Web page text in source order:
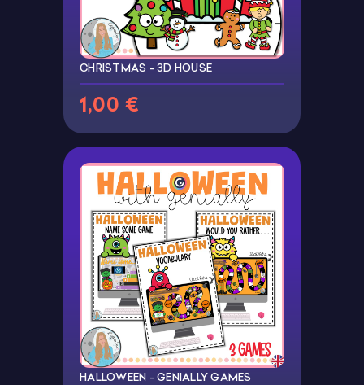
CHRISTMAS - 3D HOUSE
1,00 €
HALLOWEEN - GENIALLY GAMES